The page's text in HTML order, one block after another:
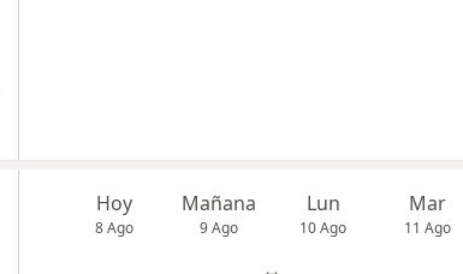
Hoy
8 Ago
Mañana
9 Ago
Lun
10 Ago
Mar
11 Ago